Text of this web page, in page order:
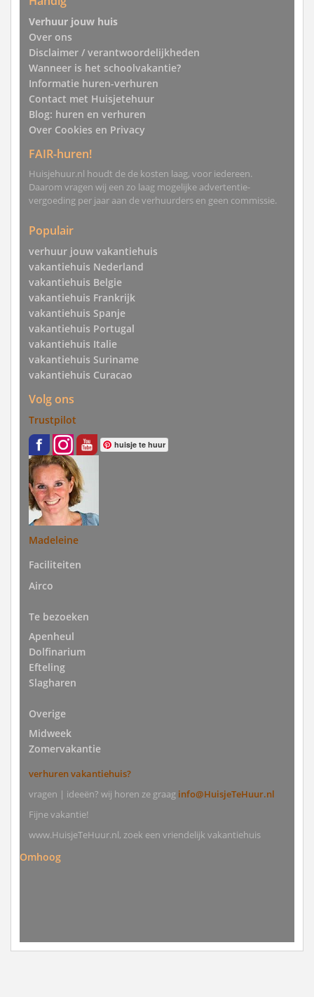
Verhuur jouw huis
Over ons
Disclaimer / verantwoordelijkheden
Wanneer is het schoolvakantie?
Informatie huren-verhuren
Contact met Huisjetehuur
Blog: huren en verhuren
Over Cookies en Privacy
FAIR-huren!
Huisjehuur.nl houdt de de kosten laag, voor iedereen.
Daarom vragen wij een zo laag mogelijke advertentie-
vergoeding per jaar aan de verhuurders en geen commissie.
Populair
verhuur jouw vakantiehuis
vakantiehuis Nederland
vakantiehuis Belgie
vakantiehuis Frankrijk
vakantiehuis Spanje
vakantiehuis Portugal
vakantiehuis Italie
vakantiehuis Suriname
vakantiehuis Curacao
Volg ons
Trustpilot
huisje te huur
Madeleine
Faciliteiten
Airco
Te bezoeken
Apenheul
Dolfinarium
Efteling
Slagharen
Overige
Midweek
Zomervakantie
verhuren vakantiehuis?
vragen | ideeën? wij horen ze graag info@HuisjeTeHuur.nl
Fijne vakantie!
www.HuisjeTeHuur.nl, zoek een vriendelijk vakantiehuis
Omhoog